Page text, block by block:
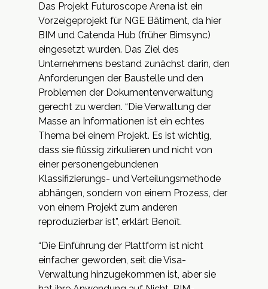
Das Projekt Futuroscope Arena ist ein
Vorzeigeprojekt für NGE Bâtiment, da hier
BIM und Catenda Hub (früher Bimsync)
eingesetzt wurden. Das Ziel des
Unternehmens bestand zunächst darin, den
Anforderungen der Baustelle und den
Problemen der Dokumentenverwaltung
gerecht zu werden. “Die Verwaltung der
Masse an Informationen ist ein echtes
Thema bei einem Projekt. Es ist wichtig,
dass sie flüssig zirkulieren und nicht von
einer personengebundenen
Klassifizierungs- und Verteilungsmethode
abhängen, sondern von einem Prozess, der
von einem Projekt zum anderen
reproduzierbar ist”, erklärt Benoît.
“Die Einführung der Plattform ist nicht
einfacher geworden, seit die Visa-
Verwaltung hinzugekommen ist, aber sie